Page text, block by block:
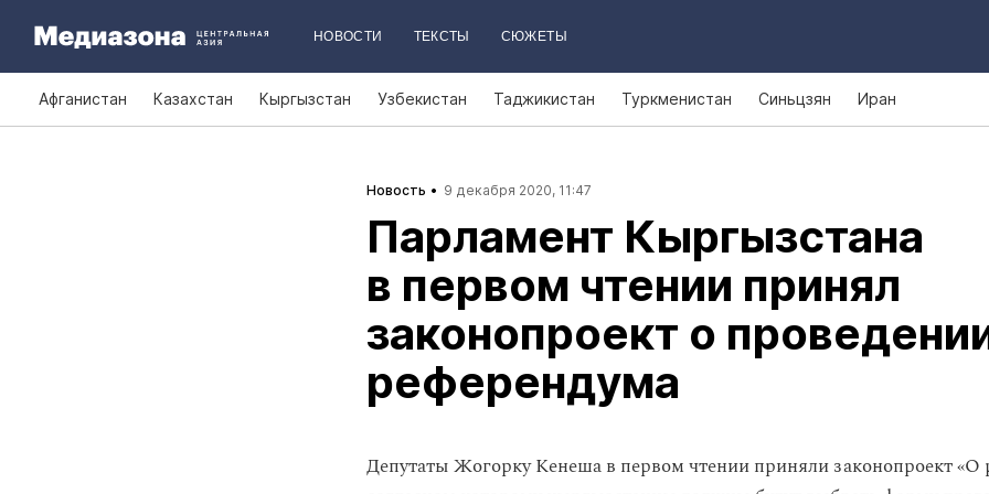
НОВОСТИ ТЕКСТЫ СЮЖЕТЫ
Афганистан Казахстан Кыргызстан Узбекистан Таджикистан Туркменистан Синьцзян Иран
Новость 9 декабря 2020, 11:47
Парламент Кыргызстана
в первом чтении принял
законопроект о
референдума
Депутаты Жогорку Кенеша в первом чтении приняли законопроект «О